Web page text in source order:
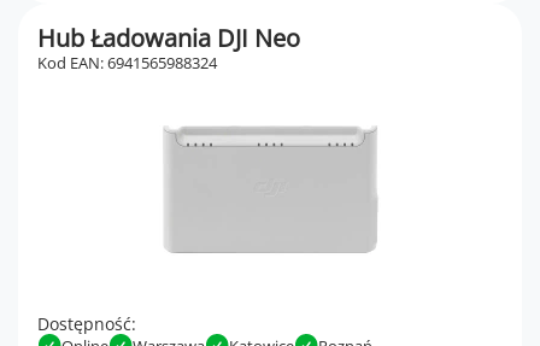
Hub Ładowania DJI Neo
Kod EAN: 6941565988324
Dostępność: